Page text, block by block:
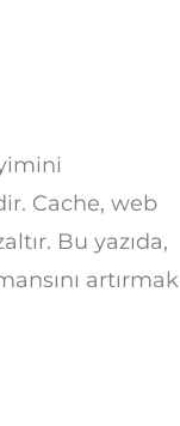
Cache, web
Bu yazıda,
artırmak